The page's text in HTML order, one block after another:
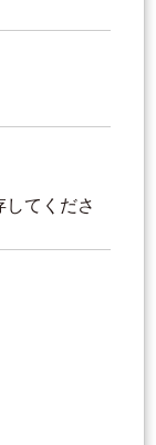
てくださ